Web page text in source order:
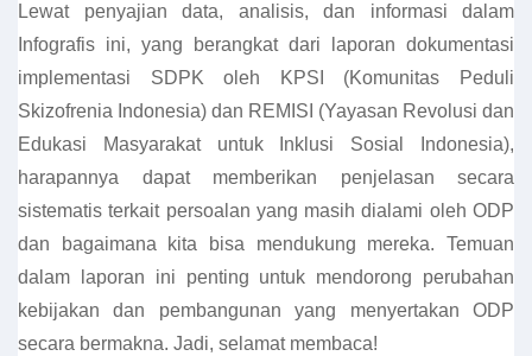
Lewat penyajian data, analisis, dan informasi dalam
Infografis ini, yang berangkat dari laporan dokumentasi
implementasi SDPK oleh KPSI (Komunitas Peduli
Skizofrenia Indonesia) dan REMISI (Yayasan Revolusi dan
Edukasi Masyarakat untuk Inklusi Sosial Indonesia),
harapannya dapat memberikan penjelasan secara
sistematis terkait persoalan yang masih dialami oleh ODP
dan bagaimana kita bisa mendukung mereka. Temuan
dalam laporan ini penting untuk mendorong perubahan
kebijakan dan pembangunan yang menyertakan ODP
secara bermakna. Jadi, selamat membaca!